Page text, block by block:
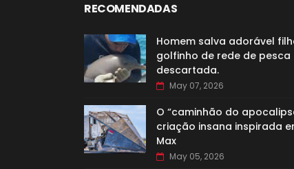
RECOMENDADAS
Homem salva adorável
golfinho de rede de pesca
descartada.
May 07, 2026
O “caminhão do
criação insana inspirada
Max
May 05, 2026